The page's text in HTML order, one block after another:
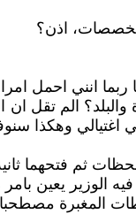
اذن؟
انني احمل امرا
الم تقل ان
اغتيالي وهكذا
ثم فتحهما ثانية
الوزير يعين
المغبرة